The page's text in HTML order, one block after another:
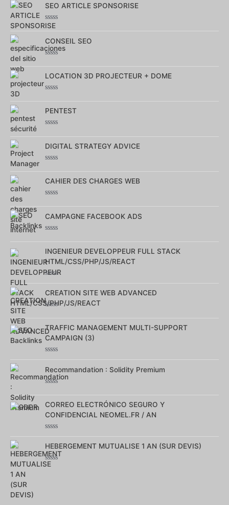
SEO ARTICLE SPONSORISE
Note
sur
5
CONSEIL SEO
sur
LOCATION 3D PROJECTEUR + DOME
sur
PENTEST
sur
DIGITAL STRATEGY ADVICE
sur
CAHIER DES CHARGES WEB
sur
CAMPAGNE FACEBOOK ADS
sur
5
INGENIEUR DEVELOPPEUR FULL STACK
HTML/CSS/PHP/JS/REACT
0
sur
5
CREATION SITE WEB ADVANCED
sur
5
TRAFFIC MANAGEMENT MULTI-SUPPORT
CAMPAIGN (3)
0
sur
5
Recommandation : Solidity Premium
sur
5
CORREO ELECTRÓNICO SEGURO Y
CONFIDENCIAL NEOMEL.FR / AN
0
sur
5
HEBERGEMENT MUTUALISE 1 AN (SUR DEVIS)
Note